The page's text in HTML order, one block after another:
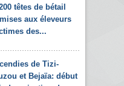
têtes de bétail
aux éleveurs
des...
de Tizi-
et Bejaïa: début